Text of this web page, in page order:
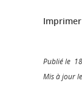
Imprimer
Publié le
Mis à jour